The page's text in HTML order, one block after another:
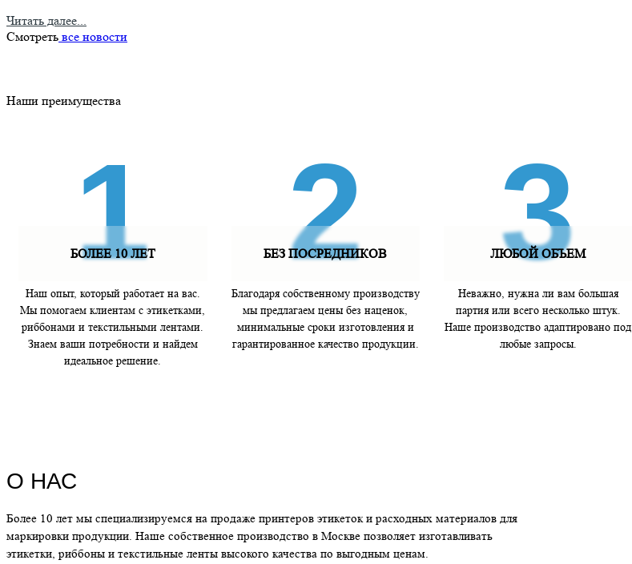
Читать далее...
Смотреть все новости
Наши преимущества
1
БОЛЕЕ 10 ЛЕТ
Наш опыт, который работает на вас.
Мы помогаем клиентам с этикетками,
риббонами и текстильными лентами.
Знаем ваши потребности и найдем
идеальное решение.
2
БЕЗ ПОСРЕДНИКОВ
Благодаря собственному производству
мы предлагаем цены без наценок,
минимальные сроки изготовления и
гарантированное качество продукции.
3
ЛЮБОЙ ОБЪЕМ
Неважно, нужна ли вам большая
партия или всего несколько штук.
Наше производство адаптировано под
любые запросы.
О НАС
Более 10 лет мы специализируемся на продаже принтеров этикеток и расходных материалов для
маркировки продукции. Наше собственное производство в Москве позволяет изготавливать
этикетки, риббоны и текстильные ленты высокого качества по выгодным ценам.